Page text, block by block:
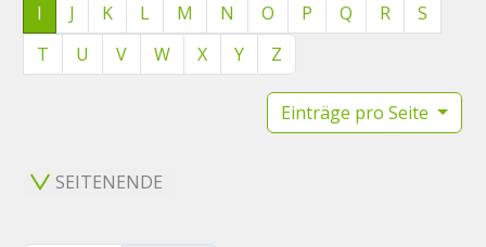
I
J K L M N O P Q R
S
T
U V W X Y Z
Einträge pro Seite
SEITENENDE